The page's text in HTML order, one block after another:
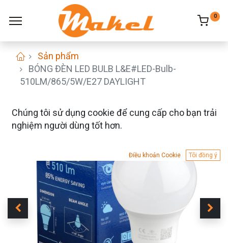
0
Sản phẩm
BÓNG ĐÈN LED BULB L&E#LED-Bulb-
510LM/865/5W/E27 DAYLIGHT
Chúng tôi sử dụng cookie để cung cấp cho bạn trải
nghiệm người dùng tốt hơn.
Điều khoản Cookie Tôi đồng ý